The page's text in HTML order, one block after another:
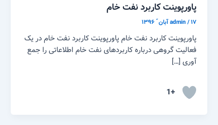
پاورپوینت کاربرد نفت خام
admin/۱۷ آبان ّ ۱۳۹۶
پاورپوینت کاربرد نفت خام پاورپوینت کاربرد نفت خام در یک
فعالیت گروهی درباره کاربردهای نفت خام اطلاعاتی را جمع
آوری […]
+1